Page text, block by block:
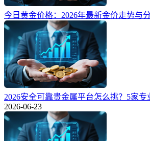
今日黄金价格：2026年最新金价走势与
2026安全可靠贵金属平台怎么挑？5家专
2026-06-23